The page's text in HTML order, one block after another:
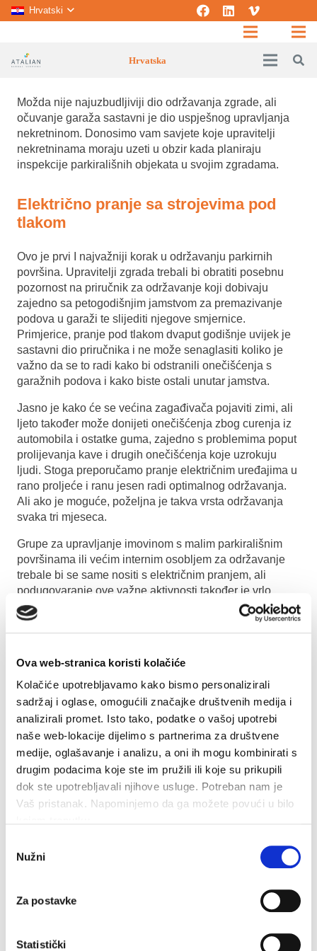
Ova web-stranica koristi kolačiće
Kolačiće upotrebljavamo kako bismo personalizirali
sadržaj i oglase, omogućili značajke društvenih medija i
analizirali promet. Isto tako, podatke o vašoj upotrebi
naše web-lokacije dijelimo s partnerima za društvene
medije, oglašavanje i analizu, a oni ih mogu kombinirati s
drugim podacima koje ste im pružili ili koje su prikupili
dok ste upotrebljavali njihove usluge. Potreban nam je
Vaš pristanak. Napominjemo da ga možete povući u bilo
pristanka
Nužni
Za postavke
Statistički
Hrvatski
Hrvatska
Možda nije najuzbudljiviji dio održavanja zgrade, ali
očuvanje garaža sastavni je dio uspješnog upravljanja
nekretninom. Donosimo vam savjete koje upravitelji
nekretninama moraju uzeti u obzir kada planiraju
inspekcije parkirališnih objekata u svojim zgradama.
Električno pranje sa strojevima pod
tlakom
Ovo je prvi I najvažniji korak u održavanju parkirnih
površina. Upravitelji zgrada trebali bi obratiti posebnu
pozornost na priručnik za održavanje koji dobivaju
zajedno sa petogodišnjim jamstvom za premazivanje
podova u garaži te slijediti njegove smjernice.
Primjerice, pranje pod tlakom dvaput godišnje uvijek je
sastavni dio priručnika i ne može senaglasiti koliko je
važno da se to radi kako bi odstranili onečišćenja s
garažnih podova i kako biste ostali unutar jamstva.
Jasno je kako će se većina zagađivača pojaviti zimi, ali
ljeto također može donijeti onečišćenja zbog curenja iz
automobila i ostatke guma, zajedno s problemima poput
prolijevanja kave i drugih onečišćenja koje uzrokuju
ljudi. Stoga preporučamo pranje električnim uređajima u
rano proljeće i ranu jesen radi optimalnog održavanja.
Ali ako je moguće, poželjna je takva vrsta održavanja
svaka tri mjeseca.
Grupe za upravljanje imovinom s malim parkirališnim
površinama ili većim internim osobljem za održavanje
trebale bi se same nositi s električnim pranjem, ali
podugovaranje ove važne aktivnosti također je vrlo
isplativo. Izvođači imaju odgovarajuću opremu i pravo
znanje kako to napraviti učinkovito”. Inače takav posao
traje I više od tjedan dana ako se obavlja interno, no
zgradu i skupi premaz podova tako što će sa sobom
donjeti nekoliko strojeva I posao obaviti u puno kraćem
roku.
Odvodi moraju biti otvoreni i slobodni
Obavezno provjerite jesu li odvodi slobodni i otvoreni.
Preporuča se obilaženje parkirališta jednom tjedno kako
bi se uvjerilo da su odvodi bez krhotina i da rade kako
ostala svakodnevna održavanja.
ako se začepe, voda bi tamo mogla stajati danima. Kada
voda na kraju pojuri prema odvodima, sa sobom će
silaznu spiralu korozivnih tvari koje će “napasti” čelične